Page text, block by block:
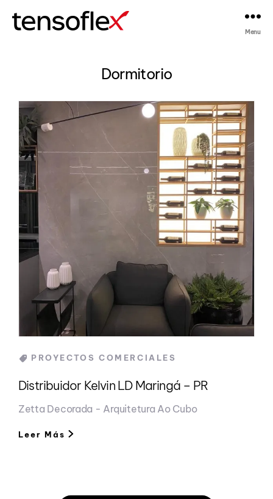
Menu
Dormitorio
Categories
PROYECTOS COMERCIALES
Distribuidor Kelvin LD Maringá – PR
Zetta Decorada - Arquitetura Ao Cubo
Leer Más